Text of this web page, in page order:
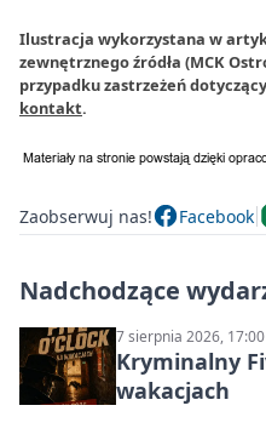
Ilustracja wykorzystana w
zewnętrznego źródła (MCK
przypadku zastrzeżeń
kontakt.
Zaobserwuj nas! Facebook
Nadchodzące
7 sierpnia 2026, 17:00
Kryminalny
wakacjach